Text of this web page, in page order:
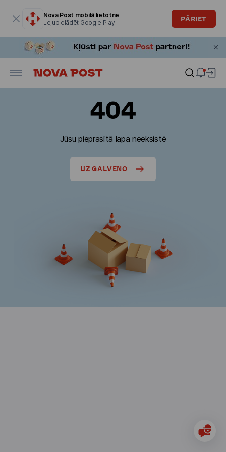
Nova Post mobilā lietotne
Lejupielādēt Google Play
PĀRIET
404
Jūsu pieprasītā lapa neeksistē
UZ GALVENO